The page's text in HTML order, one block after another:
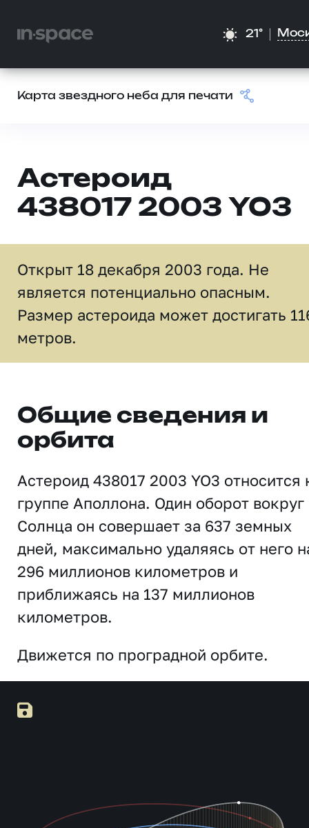
21°
Карта звездного неба для печати
Астероид
438017 2003 YO3
Открыт 18 декабря 2003 года. Не
является потенциально опасным.
Размер астероида может достигать
метров.
Общие сведения и
орбита
Астероид 438017 2003 YO3 относится
группе Аполлона. Один оборот вокруг
Солнца он совершает за 637 земных
дней, максимально удаляясь от него
296 миллионов километров и
приближаясь на 137 миллионов
километров.
Движется по проградной орбите.